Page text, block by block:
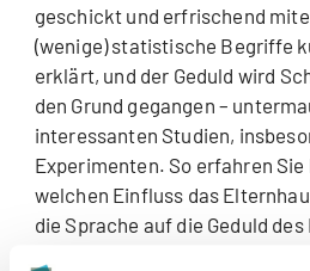
geschickt und erfrischend
(wenige) statistische Begriffe
erklärt, und der Geduld wird
den Grund gegangen –
interessanten Studien,
Experimenten. So erfahren
welchen Einfluss das
die Sprache auf die Geduld